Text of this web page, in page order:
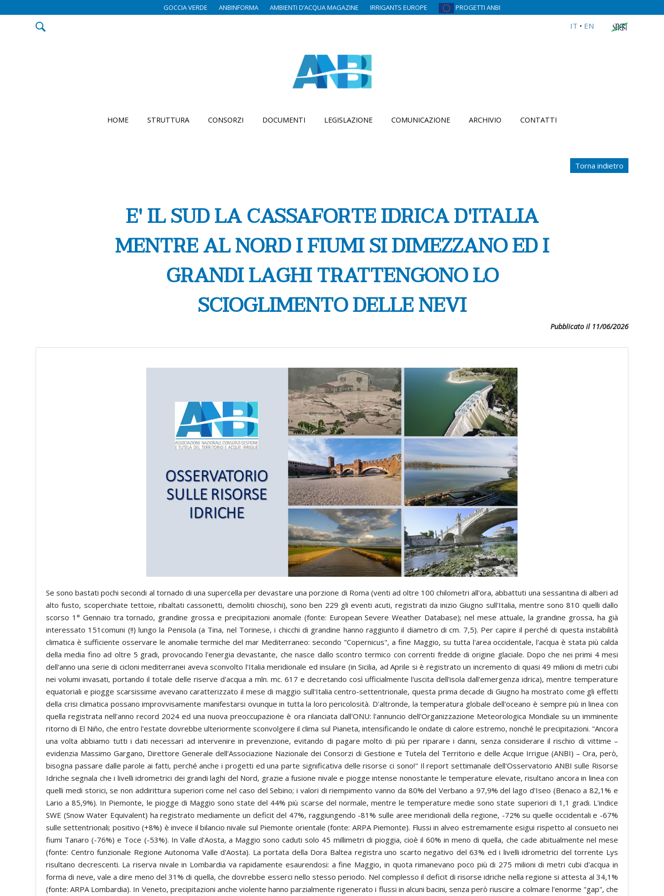
GOCCIA VERDE ANBINFORMA AMBIENTI D’ACQUA MAGAZINE IRRIGANTS EUROPE PROGETTI ANBI
IT • EN
HOME STRUTTURA CONSORZI DOCUMENTI LEGISLAZIONE COMUNICAZIONE ARCHIVIO CONTATTI
Torna indietro
E' IL SUD LA CASSAFORTE IDRICA D'ITALIA
MENTRE AL NORD I FIUMI SI DIMEZZANO ED I
GRANDI LAGHI TRATTENGONO LO
SCIOGLIMENTO DELLE NEVI
Pubblicato il 11/06/2026
Se sono bastati pochi secondi al tornado di una supercella per devastare una porzione di Roma (venti ad oltre 100 chilometri all'ora, abbattuti una sessantina di alberi ad
alto fusto, scoperchiate tettoie, ribaltati cassonetti, demoliti chioschi), sono ben 229 gli eventi acuti, registrati da inizio Giugno sull'Italia, mentre sono 810 quelli dallo
scorso 1° Gennaio tra tornado, grandine grossa e precipitazioni anomale (fonte: European Severe Weather Database); nel mese attuale, la grandine grossa, ha già
interessato 151comuni (!!) lungo la Penisola (a Tina, nel Torinese, i chicchi di grandine hanno raggiunto il diametro di cm. 7,5). Per capire il perché di questa instabilità
climatica è sufficiente osservare le anomalie termiche del mar Mediterraneo: secondo "Copernicus", a fine Maggio, su tutta l'area occidentale, l'acqua è stata più calda
della media fino ad oltre 5 gradi, provocando l'energia devastante, che nasce dallo scontro termico con correnti fredde di origine glaciale. Dopo che nei primi 4 mesi
dell'anno una serie di cicloni mediterranei aveva sconvolto l'Italia meridionale ed insulare (in Sicilia, ad Aprile si è registrato un incremento di quasi 49 milioni di metri cubi
nei volumi invasati, portando il totale delle riserve d'acqua a mln. mc. 617 e decretando così ufficialmente l'uscita dell'isola dall'emergenza idrica), mentre temperature
equatoriali e piogge scarsissime avevano caratterizzato il mese di maggio sull'Italia centro-settentrionale, questa prima decade di Giugno ha mostrato come gli effetti
della crisi climatica possano improvvisamente manifestarsi ovunque in tutta la loro pericolosità. D'altronde, la temperatura globale dell'oceano è sempre più in linea con
quella registrata nell'anno record 2024 ed una nuova preoccupazione è ora rilanciata dall'ONU: l'annuncio dell'Organizzazione Meteorologica Mondiale su un imminente
ritorno di El Niño, che entro l'estate dovrebbe ulteriormente sconvolgere il clima sul Pianeta, intensificando le ondate di calore estremo, nonché le precipitazioni. "Ancora
una volta abbiamo tutti i dati necessari ad intervenire in prevenzione, evitando di pagare molto di più per riparare i danni, senza considerare il rischio di vittime –
evidenzia Massimo Gargano, Direttore Generale dell'Associazione Nazionale dei Consorzi di Gestione e Tutela del Territorio e delle Acque Irrigue (ANBI) – Ora, però,
bisogna passare dalle parole ai fatti, perché anche i progetti ed una parte significativa delle risorse ci sono!" Il report settimanale dell'Osservatorio ANBI sulle Risorse
Idriche segnala che i livelli idrometrici dei grandi laghi del Nord, grazie a fusione nivale e piogge intense nonostante le temperature elevate, risultano ancora in linea con
quelli medi storici, se non addirittura superiori come nel caso del Sebino; i valori di riempimento vanno da 80% del Verbano a 97,9% del lago d'Iseo (Benaco a 82,1% e
Lario a 85,9%). In Piemonte, le piogge di Maggio sono state del 44% più scarse del normale, mentre le temperature medie sono state superiori di 1,1 gradi. L'indice
SWE (Snow Water Equivalent) ha registrato mediamente un deficit del 47%, raggiungendo -81% sulle aree meridionali della regione, -72% su quelle occidentali e -67%
sulle settentrionali; positivo (+8%) è invece il bilancio nivale sul Piemonte orientale (fonte: ARPA Piemonte). Flussi in alveo estremamente esigui rispetto al consueto nei
fiumi Tanaro (-76%) e Toce (-53%). In Valle d'Aosta, a Maggio sono caduti solo 45 millimetri di pioggia, cioè il 60% in meno di quella, che cade abitualmente nel mese
(fonte: Centro funzionale Regione Autonoma Valle d'Aosta). La portata della Dora Baltea registra uno scarto negativo del 63% ed i livelli idrometrici del torrente Lys
risultano decrescenti. La riserva nivale in Lombardia va rapidamente esaurendosi: a fine Maggio, in quota rimanevano poco più di 275 milioni di metri cubi d'acqua in
forma di neve, vale a dire meno del 31% di quella, che dovrebbe esserci nello stesso periodo. Nel complesso il deficit di risorse idriche nella regione si attesta al 34,1%
(fonte: ARPA Lombardia). In Veneto, precipitazioni anche violente hanno parzialmente rigenerato i flussi in alcuni bacini, senza però riuscire a colmare l'enorme "gap", che